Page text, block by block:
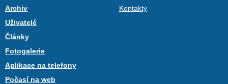
Archiv
Uživatelé
Články
Fotogalerie
Aplikace na telefony
Počasí na web
Kontakty